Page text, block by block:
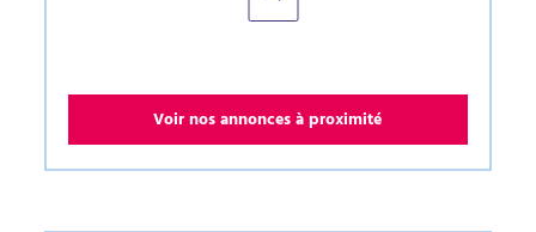
Voir nos annonces à proximité